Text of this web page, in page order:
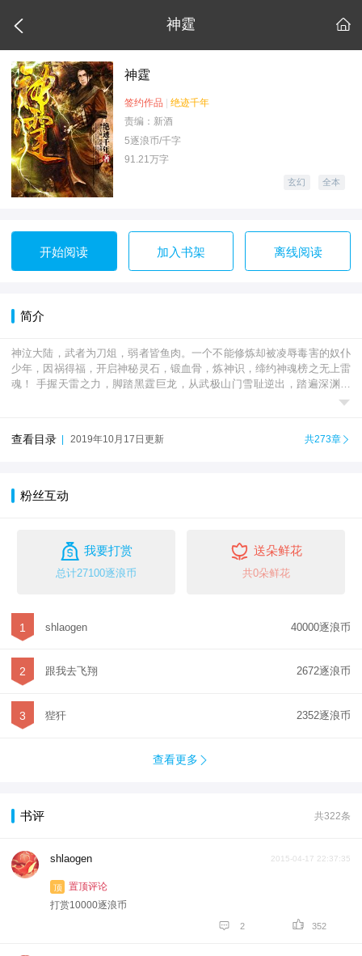
 神霆 
神霆
签约作品 | 绝迹千年
责编：新酒
5逐浪币/千字
91.21万字
玄幻 全本
开始阅读 加入书架 离线阅读
简介
神泣大陆，武者为刀俎，弱者皆鱼肉。一个不能修炼却被凌辱毒害的奴仆
少年，因祸得福，开启神秘灵石，锻血骨，炼神识，缔约神魂榜之无上雷
魂！ 手握天雷之力，脚踏黑霆巨龙，从武极山门雪耻逆出，踏遍深渊地

查看目录 2019年10月17日更新 共273章 
粉丝互动
 我要打赏
总计27100逐浪币
 送朵鲜花
共0朵鲜花
1 shlaogen 40000逐浪币
2 跟我去飞翔 2672逐浪币
3 狴犴 2352逐浪币
查看更多 
书评 共322条
shlaogen 2015-04-17 22:37:35
顶
置顶评论
打赏10000逐浪币
 2  352